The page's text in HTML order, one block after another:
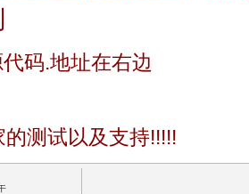
码.地址在右边
测试以及支持!!!!!